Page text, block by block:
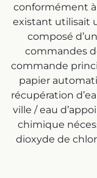
conformément à
existant utilisait
composé
commandes
commande
papier
récupération
ville / eau
chimique
dioxyde de